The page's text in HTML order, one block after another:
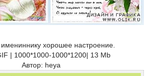
хорошее настроение.
| 1000*1000-1000*1200| 13 Mb
Автор: heya